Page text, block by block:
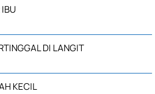
DI LANGIT
KECIL